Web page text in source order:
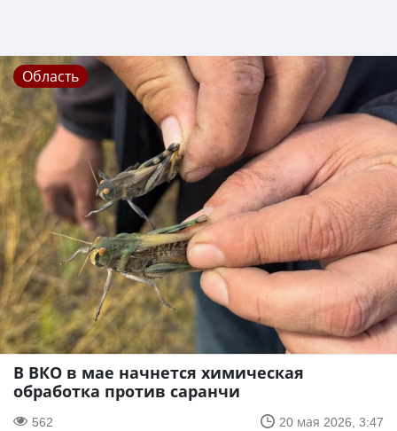
Область
В ВКО в мае начнется химическая
обработка против саранчи
562 20 мая 2026, 3:47